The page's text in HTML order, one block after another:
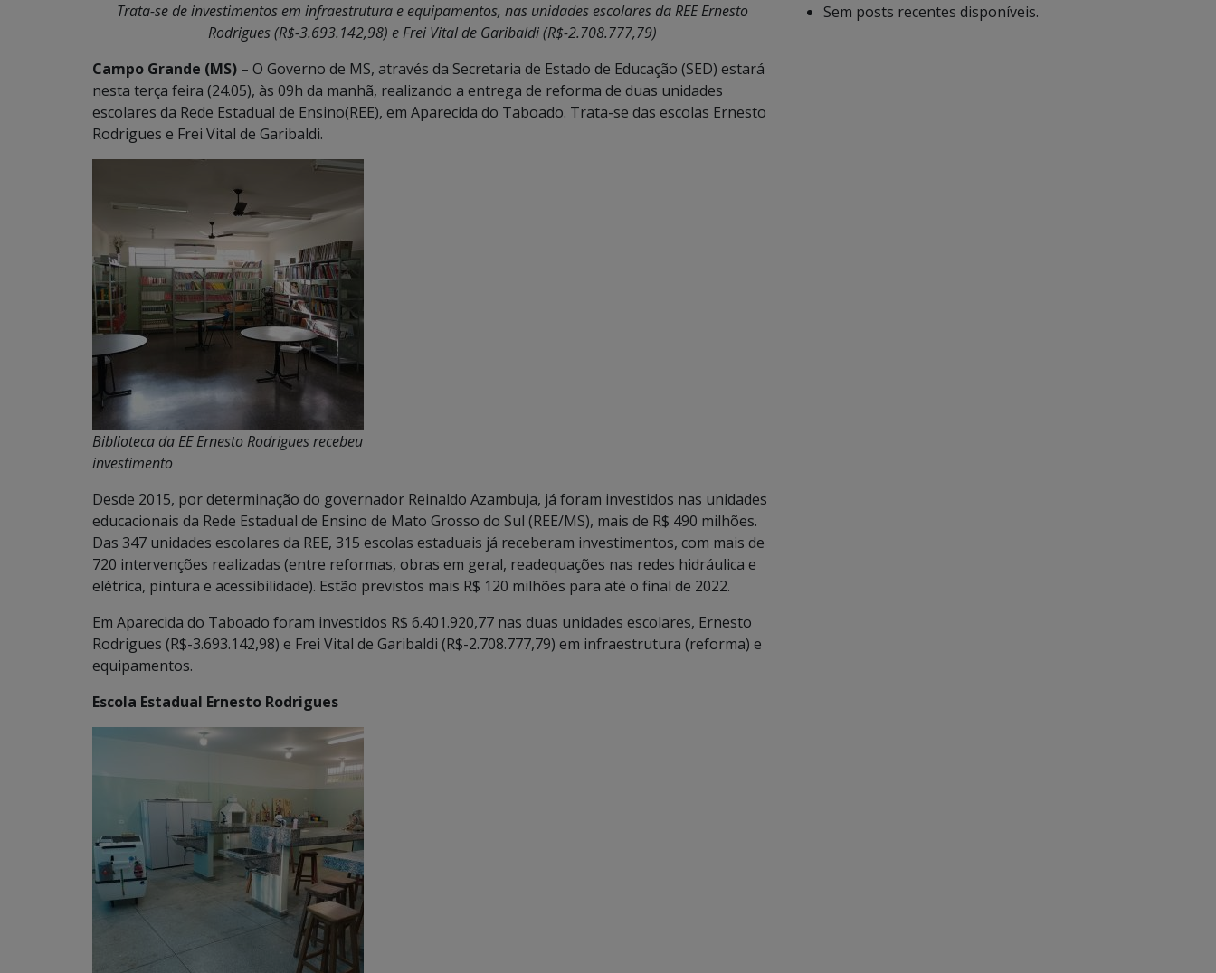
Trata-se de investimentos em infraestrutura e equipamentos, nas unidades escolares da REE Ernesto
Rodrigues (R$-3.693.142,98) e Frei Vital de Garibaldi (R$-2.708.777,79)
Campo Grande (MS) – O Governo de MS, através da Secretaria de Estado de Educação (SED) estará
nesta terça feira (24.05), às 09h da manhã, realizando a entrega de reforma de duas unidades
escolares da Rede Estadual de Ensino(REE), em Aparecida do Taboado. Trata-se das escolas Ernesto
Rodrigues e Frei Vital de Garibaldi.
Biblioteca da EE Ernesto Rodrigues recebeu
investimento
Desde 2015, por determinação do governador Reinaldo Azambuja, já foram investidos nas unidades
educacionais da Rede Estadual de Ensino de Mato Grosso do Sul (REE/MS), mais de R$ 490 milhões.
Das 347 unidades escolares da REE, 315 escolas estaduais já receberam investimentos, com mais de
720 intervenções realizadas (entre reformas, obras em geral, readequações nas redes hidráulica e
elétrica, pintura e acessibilidade). Estão previstos mais R$ 120 milhões para até o final de 2022.
Em Aparecida do Taboado foram investidos R$ 6.401.920,77 nas duas unidades escolares, Ernesto
Rodrigues (R$-3.693.142,98) e Frei Vital de Garibaldi (R$-2.708.777,79) em infraestrutura (reforma) e
equipamentos.
Escola Estadual Ernesto Rodrigues
Sem posts recentes disponíveis.